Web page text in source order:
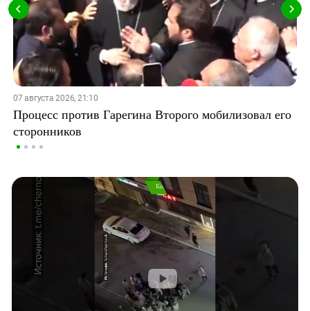
07 августа 2026, 21:10
Процесс против Гарегина Второго мобилизовал его
сторонников